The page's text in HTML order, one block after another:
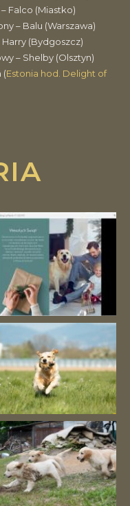
Falco (Miastko)
– Balu (Warszawa)
Harry (Bydgoszcz)
– Shelby (Olsztyn)
(Estonia hod. Delight of